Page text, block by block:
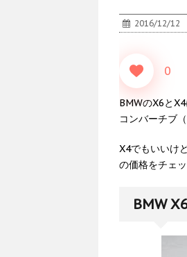
2016/12/12
0
BMWのX6と
コンバーチブ
X4でもいいけ
の価格をチェッ
BMW